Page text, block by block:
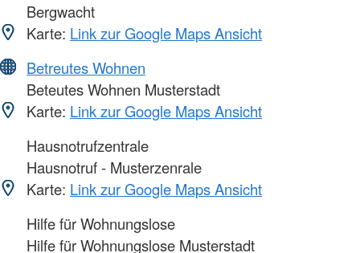
Bergwacht
Karte: Link zur Google Maps Ansicht
Betreutes Wohnen
Beteutes Wohnen Musterstadt
Karte: Link zur Google Maps Ansicht
Hausnotrufzentrale
Hausnotruf - Musterzenrale
Karte: Link zur Google Maps Ansicht
Hilfe für Wohnungslose
Hilfe für Wohnungslose Musterstadt